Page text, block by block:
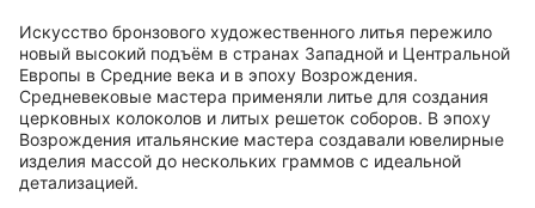
Искусство бронзового художественного литья пережило
новый высокий подъём в странах Западной и Центральной
Европы в Средние века и в эпоху Возрождения.
Средневековые мастера применяли литье для создания
церковных колоколов и литых решеток соборов. В эпоху
Возрождения итальянские мастера создавали ювелирные
изделия массой до нескольких граммов с идеальной
детализацией.